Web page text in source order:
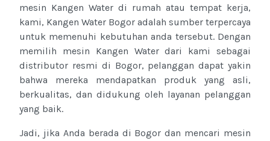
mesin Kangen Water di rumah atau tempat kerja,
kami, Kangen Water Bogor adalah sumber terpercaya
untuk memenuhi kebutuhan anda tersebut. Dengan
memilih mesin Kangen Water dari kami sebagai
distributor resmi di Bogor, pelanggan dapat yakin
bahwa mereka mendapatkan produk yang asli,
berkualitas, dan didukung oleh layanan pelanggan
yang baik.
Jadi, jika Anda berada di Bogor dan mencari mesin